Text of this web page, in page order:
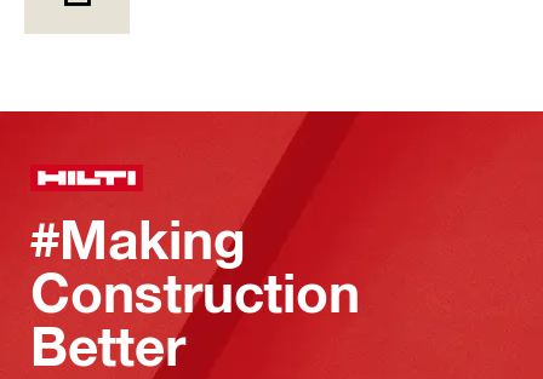
#Making
Construction
Better